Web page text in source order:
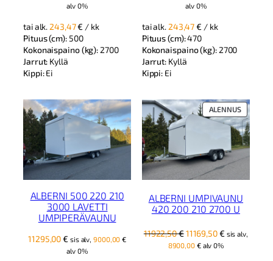
alv 0%
tai alk. 243,47€ / kk
Pituus (cm): 500
Kokonaispaino (kg): 2700
Jarrut: Kyllä
Kippi:Ei
alv 0%
tai alk. 243,47€ / kk
Pituus (cm):470
Kokonaispaino (kg): 2700
Jarrut: Kyllä
Kippi: Ei
ALBERNI 500 220 210
3000 LAVETTI
UMPIPERÄVAUNU
11295,00€ sis alv,9000,00€
alv 0%
ALENNUSTUOTE
ALBERNI UMPIVAUNU
420 200 210 2700 U
11922,50€Alkuperäinen
hinta
11169,50€Nykyinen
sis alv,
8900,00 €alv 0%